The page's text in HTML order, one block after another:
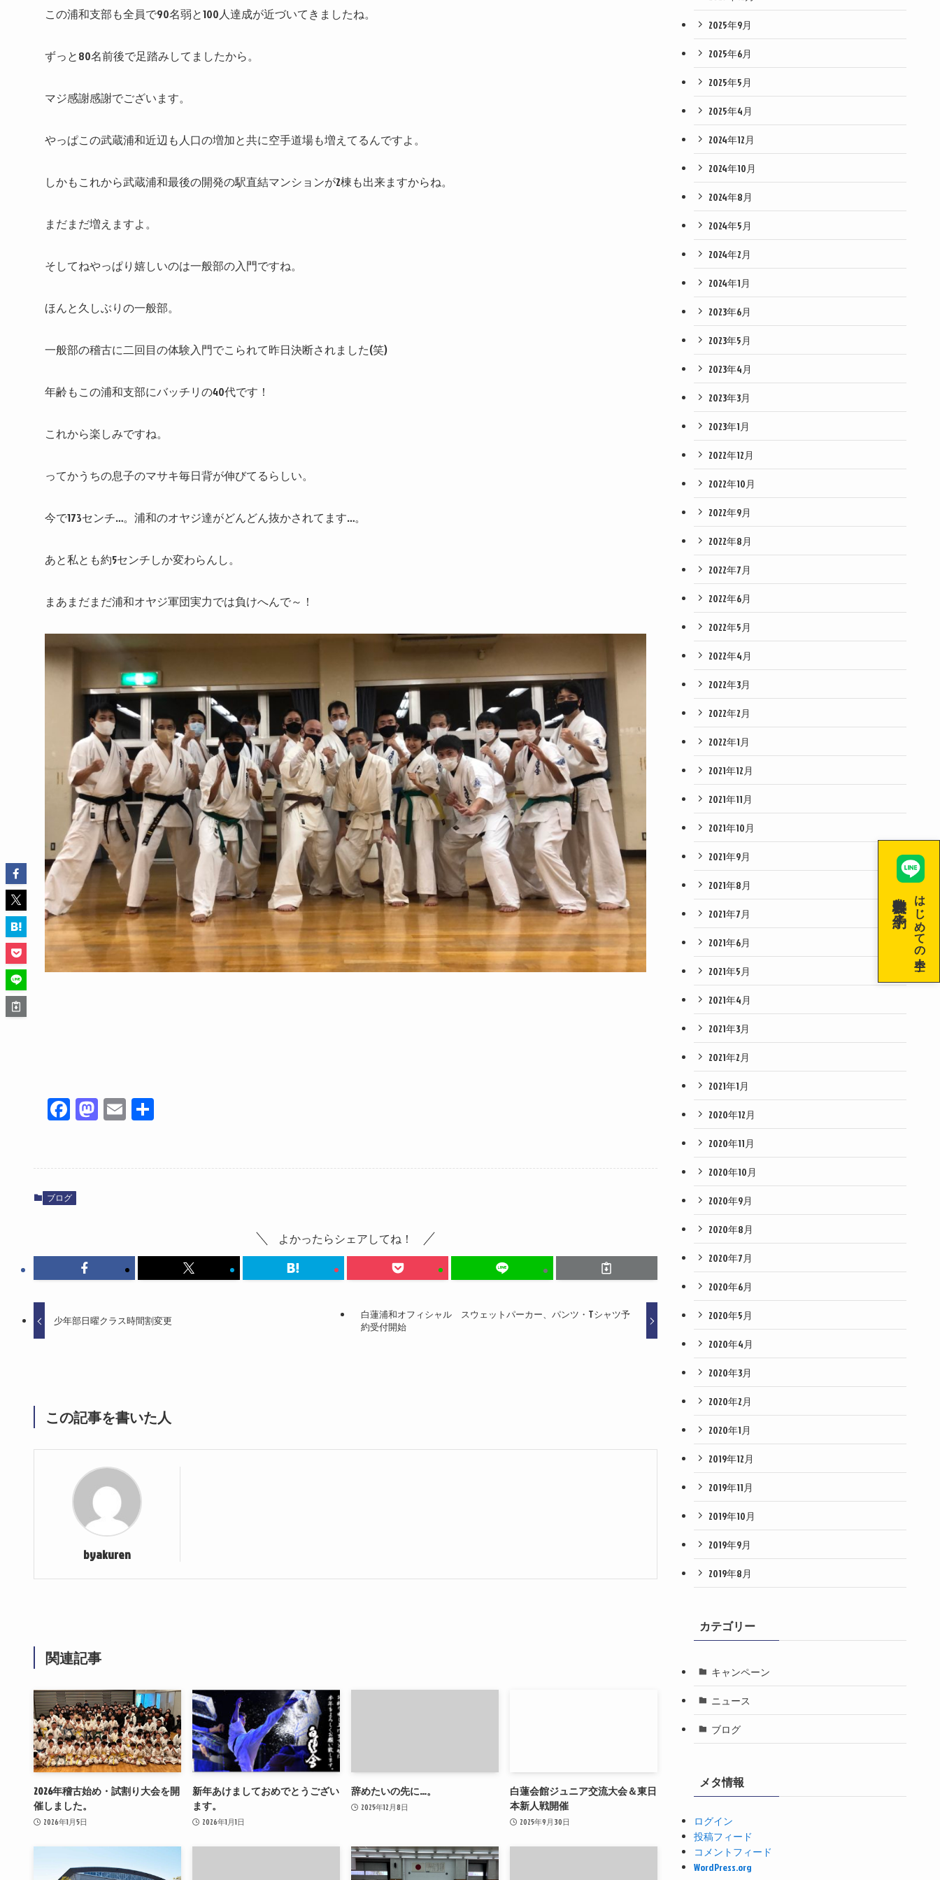
この浦和支部も全員で90名弱と100人達成が近づいてきましたね。
ずっと80名前後で足踏みしてましたから。
マジ感謝感謝でございます。
やっぱこの武蔵浦和近辺も人口の増加と共に空手道場も増えてるんですよ。
しかもこれから武蔵浦和最後の開発の駅直結マンションが2棟も出来ますからね。
まだまだ増えますよ。
そしてねやっぱり嬉しいのは一般部の入門ですね。
ほんと久しぶりの一般部。
一般部の稽古に二回目の体験入門でこられて昨日決断されました(笑)
年齢もこの浦和支部にバッチリの40代です！
これから楽しみですね。
ってかうちの息子のマサキ毎日背が伸びてるらしい。
今で173センチ…。浦和のオヤジ達がどんどん抜かされてます…。
あと私とも約5センチしか変わらんし。
まあまだまだ浦和オヤジ軍団実力では負けへんで～！
Fa
ce
ok
M
as
do
E
m
ブログ
よかったらシェアしてね！
少年部日曜クラス時間割変更
白蓮浦和オフィシャル スウェットパーカー、パンツ・Tシャツ予
約受付開始
この記事を書いた人
byakuren
関連記事
2026年稽古始め・試割り大会を開
催しました。
2026年1月5日
新年あけましておめでとうござい
ます。
2026年1月1日
辞めたいの先に…。
2025年12月8日
白蓮会館ジュニア交流大会＆東日
本新人戦開催
2025年9月30日
2025年9月
2025年6月
2025年5月
2025年4月
2024年12月
2024年10月
2024年8月
2024年5月
2024年2月
2024年1月
2023年6月
2023年5月
2023年4月
2023年3月
2023年1月
2022年12月
2022年10月
2022年9月
2022年8月
2022年7月
2022年6月
2022年5月
2022年4月
2022年3月
2022年2月
2022年1月
2021年12月
2021年11月
2021年10月
2021年9月
2021年8月
2021年7月
2021年6月
2021年5月
2021年4月
2021年3月
2021年2月
2021年1月
2020年12月
2020年11月
2020年10月
2020年9月
2020年8月
2020年7月
2020年6月
2020年5月
2020年4月
2020年3月
2020年2月
2020年1月
2019年12月
2019年11月
2019年10月
2019年9月
2019年8月
カテゴリー
キャンペーン
ニュース
ブログ
メタ情報
ログイン
投稿フィード
コメントフィード
WordPress.org
はじめての空手！
無料体験を予約！